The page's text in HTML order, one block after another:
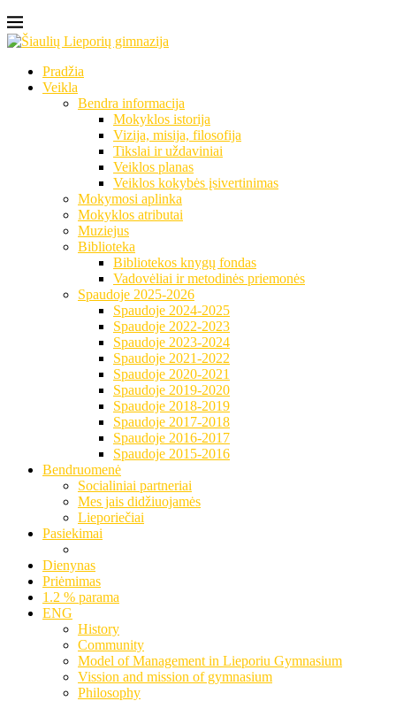
Pradžia
Veikla
Bendra informacija
Mokyklos istorija
Vizija, misija, filosofija
Tikslai ir uždaviniai
Veiklos planas
Veiklos kokybės įsivertinimas
Mokymosi aplinka
Mokyklos atributai
Muziejus
Biblioteka
Bibliotekos knygų fondas
Vadovėliai ir metodinės priemonės
Spaudoje 2025-2026
Spaudoje 2024-2025
Spaudoje 2022-2023
Spaudoje 2023-2024
Spaudoje 2021-2022
Spaudoje 2020-2021
Spaudoje 2019-2020
Spaudoje 2018-2019
Spaudoje 2017-2018
Spaudoje 2016-2017
Spaudoje 2015-2016
Bendruomenė
Socialiniai partneriai
Mes jais didžiuojamės
Lieporiečiai
Pasiekimai
Dienynas
Priėmimas
1.2 % parama
ENG
History
Community
Model of Management in Lieporiu Gymnasium
Vission and mission of gymnasium
Philosophy